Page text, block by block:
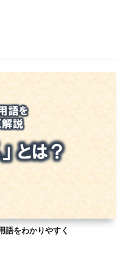
語をわかりやすく